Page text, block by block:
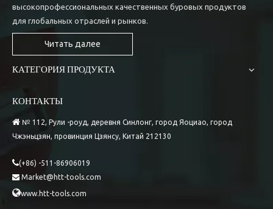
высокопрофессиональных качественных буровых продуктов
для глобальных отраслей и рынков.
Читать далее
КАТЕГОРИЯ ПРОДУКТА
КОНТАКТЫ
 № 112, Рули -роуд, деревня Синлонг, город Яоциао, город
Чжэньцзян, провинция Цзянсу, Китай 212130
(+86) -511-86906019
 Market@htt-tools.com
www.htt-tools.com